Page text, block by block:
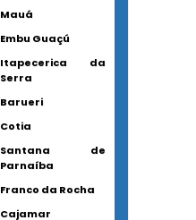
Mauá
Embu Guaçú
Itapecerica da
Serra
Barueri
Cotia
Santana de
Parnaíba
Franco da Rocha
Cajamar